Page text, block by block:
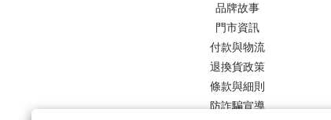
品牌故事
門市資訊
付款與物流
退換貨政策
條款與細則
防詐騙宣導